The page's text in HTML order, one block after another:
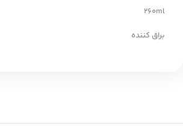
260ml
براق کننده